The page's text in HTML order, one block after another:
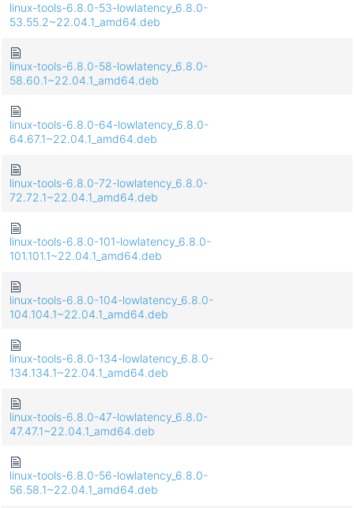
linux-tools-6.8.0-53-lowlatency_6.8.0-
53.55.2~22.04.1_amd64.deb
linux-tools-6.8.0-58-lowlatency_6.8.0-
58.60.1~22.04.1_amd64.deb
linux-tools-6.8.0-64-lowlatency_6.8.0-
64.67.1~22.04.1_amd64.deb
linux-tools-6.8.0-72-lowlatency_6.8.0-
72.72.1~22.04.1_amd64.deb
linux-tools-6.8.0-101-lowlatency_6.8.0-
101.101.1~22.04.1_amd64.deb
linux-tools-6.8.0-104-lowlatency_6.8.0-
104.104.1~22.04.1_amd64.deb
linux-tools-6.8.0-134-lowlatency_6.8.0-
134.134.1~22.04.1_amd64.deb
linux-tools-6.8.0-47-lowlatency_6.8.0-
47.47.1~22.04.1_amd64.deb
linux-tools-6.8.0-56-lowlatency_6.8.0-
56.58.1~22.04.1_amd64.deb